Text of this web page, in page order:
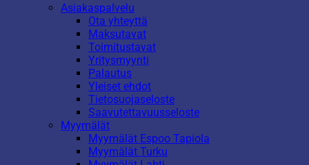
Asiakaspalvelu
Ota yhteyttä
Maksutavat
Toimitustavat
Yritysmyynti
Palautus
Yleiset ehdot
Tietosuojaseloste
Saavutettavuusseloste
Myymälät
Myymälät Espoo Tapiola
Myymälät Turku